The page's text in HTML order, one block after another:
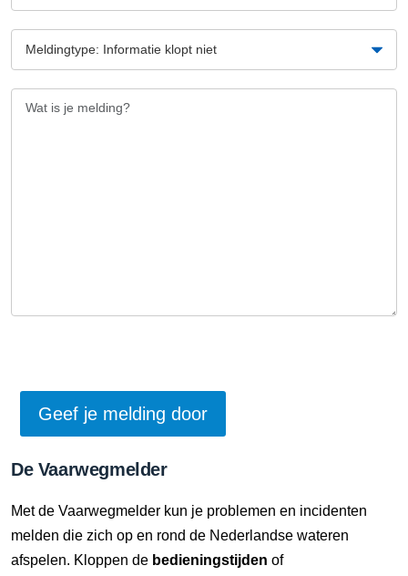
De Vaarwegmelder
Met de Vaarwegmelder kun je problemen en incidenten
melden die zich op en rond de Nederlandse wateren
afspelen. Kloppen de bedieningstijden of